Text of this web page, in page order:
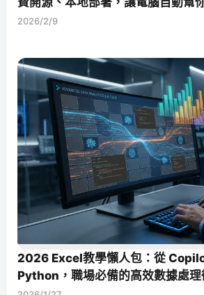
2026/2/9
2026 Excel教學懶人包：從
Python，職場必備的高效數據處理